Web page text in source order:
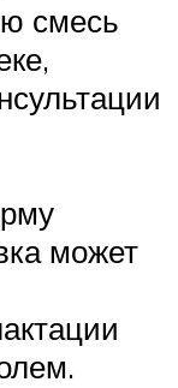
смесь
может